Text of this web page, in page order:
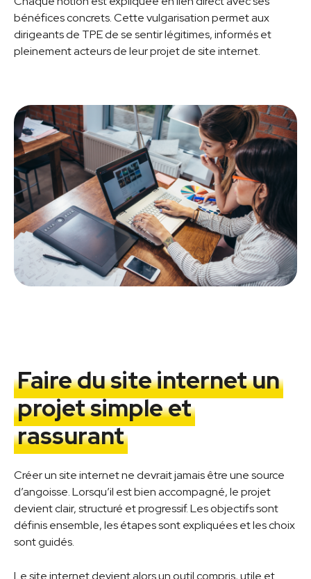
bénéfices concrets. Cette vulgarisation permet aux
dirigeants de TPE de se sentir légitimes, informés et
pleinement acteurs de leur projet de site internet.
Faire du site internet un
projet simple et
rassurant
Créer un site internet ne devrait jamais être une source
d’angoisse. Lorsqu’il est bien accompagné, le projet
devient clair, structuré et progressif. Les objectifs sont
définis ensemble, les étapes sont expliquées et les choix
sont guidés.